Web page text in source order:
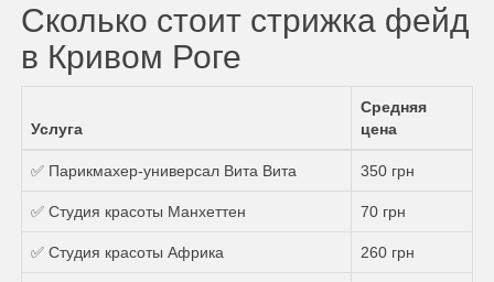
Сколько стоит стрижка фейд
в Кривом Роге
Услуга
Средняя
цена
✅ Парикмахер-универсал Вита Вита 350 грн
✅ Студия красоты Манхеттен 70 грн
✅ Студия красоты Африка 260 грн